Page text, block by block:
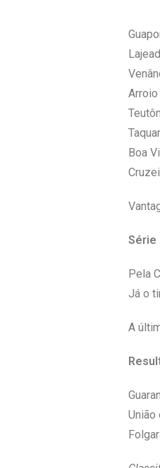
Boa
Série
Pela
Já o
A
União